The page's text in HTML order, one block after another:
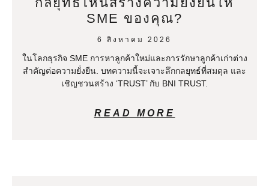
SME ของคุณ?
6 สิงหาคม 2026
ในโลกธุรกิจ SME การหาลูกค้าใหม่และการรักษาลูกค้าเก่าต่าง
สำคัญต่อความยั่งยืน. บทความนี้จะเจาะลึกกลยุทธ์ที่สมดุล และ
เชิญชวนสร้าง ‘TRUST’ กับ BNI TRUST.
READ MORE